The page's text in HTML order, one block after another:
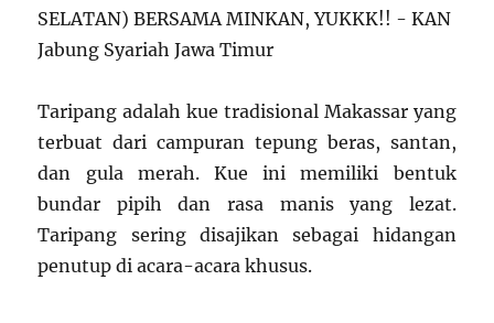
Taripang adalah kue tradisional Makassar yang
terbuat dari campuran tepung beras, santan,
dan gula merah. Kue ini memiliki bentuk
bundar pipih dan rasa manis yang lezat.
Taripang sering disajikan sebagai hidangan
penutup di acara-acara khusus.